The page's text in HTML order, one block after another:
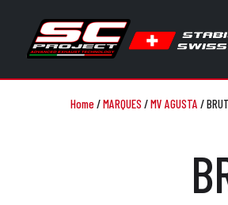
Home/MARQUES /MV AGUSTA /